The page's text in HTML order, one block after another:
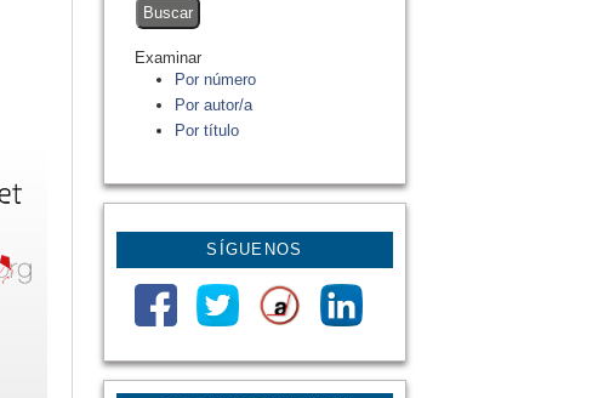
Examinar
Por número
Por autor/a
Por título
SÍGUENOS